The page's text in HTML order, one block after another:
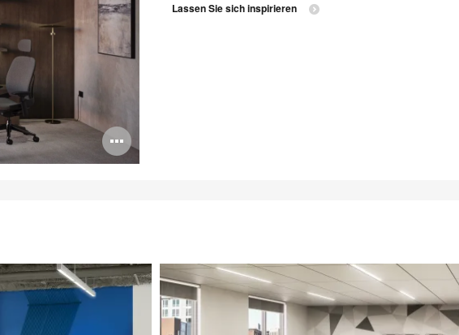
Bildbeschreibung
öffnen
Lassen Sie sich inspirieren